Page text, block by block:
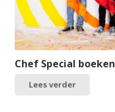
Chef Special boeken
Lees verder